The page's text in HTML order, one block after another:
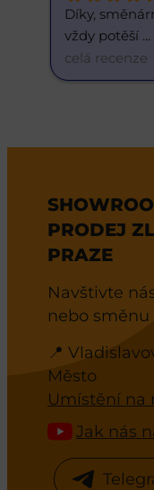
Díky, směnárno!
vždy potěší ...
celá recenze
PRODEJ
PRAZE
Navštivte
nebo
📍
Město
Umístění na
Jak nás